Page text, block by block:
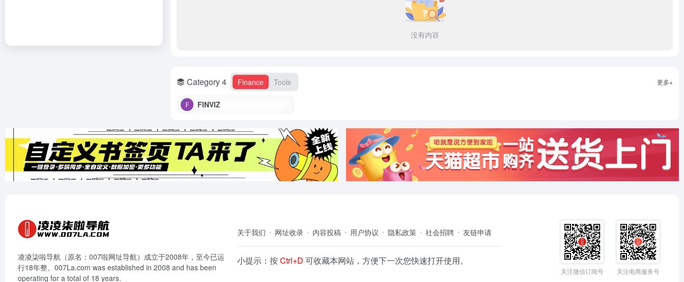
没有内容
Category 4 Finance Tools 更多+
FINVIZ
凌凌柒啦导航（原名：007啦网址导航）成立于2008年，至今已运
行18年整。007La.com was established in 2008 and has been
operating for a total of 18 years.
关于我们 网址收录 内容投稿 用户协议 隐私政策 社会招聘 友链申请
小提示：按Ctrl+D可收藏本网站，方便下一次您快速打开使用。
关注微信订阅号 关注电商服务号